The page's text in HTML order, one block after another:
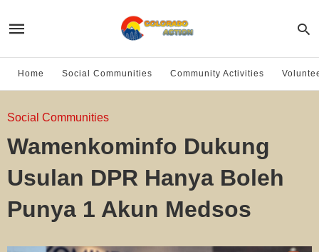
Home Social Communities Community Activities
Social Communities
Wamenkominfo Dukung
Usulan DPR Hanya Boleh
Punya 1 Akun Medsos